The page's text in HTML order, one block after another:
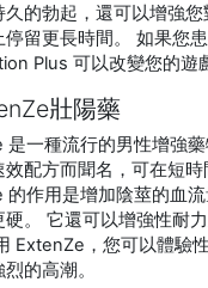
久的勃起，還可以增強
留更長時間。 如果您患
Plus 可以改變您的遊
壯陽藥
是一種流行的男性增強藥
配方而聞名，可在短時
的作用是增加陰莖的血
硬。 它還可以增強性耐
ExtenZe，您可以體驗
的高潮。